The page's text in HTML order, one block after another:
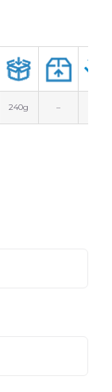
240g –